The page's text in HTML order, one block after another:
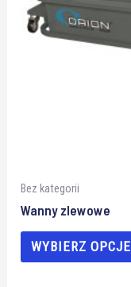
Bez kategorii
Wanny zlewowe
WYBIERZ OPCJE